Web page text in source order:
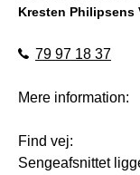
Kresten Philipsens
79 97 18 37
Mere information:
Find vej:
Sengeafsnittet